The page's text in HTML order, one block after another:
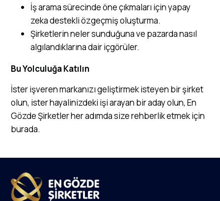
İş arama sürecinde öne çıkmaları için yapay
zeka destekli özgeçmiş oluşturma.
Şirketlerin neler sunduğuna ve pazarda nasıl
algılandıklarına dair içgörüler.
Bu Yolculuğa Katılın
İster işveren markanızı geliştirmek isteyen bir şirket
olun, ister hayalinizdeki işi arayan bir aday olun, En
Gözde Şirketler her adımda size rehberlik etmek için
burada.